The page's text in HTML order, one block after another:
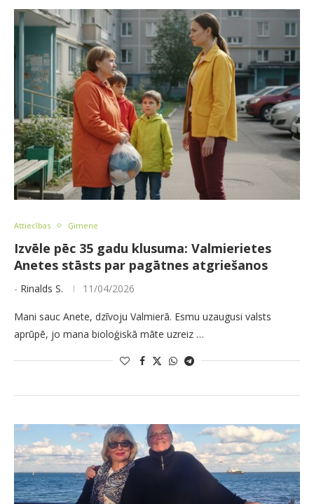
Attiecības Ģimene
Izvēle pēc 35 gadu klusuma: Valmierietes
Anetes stāsts par pagātnes atgriešanos
- Rinalds S. 11/04/2026
Mani sauc Anete, dzīvoju Valmierā. Esmu uzaugusi valsts
aprūpē, jo mana bioloģiskā māte uzreiz …